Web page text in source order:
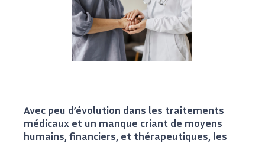
Avec peu d’évolution dans les traitements
médicaux et un manque criant de moyens
humains, financiers, et thérapeutiques, les